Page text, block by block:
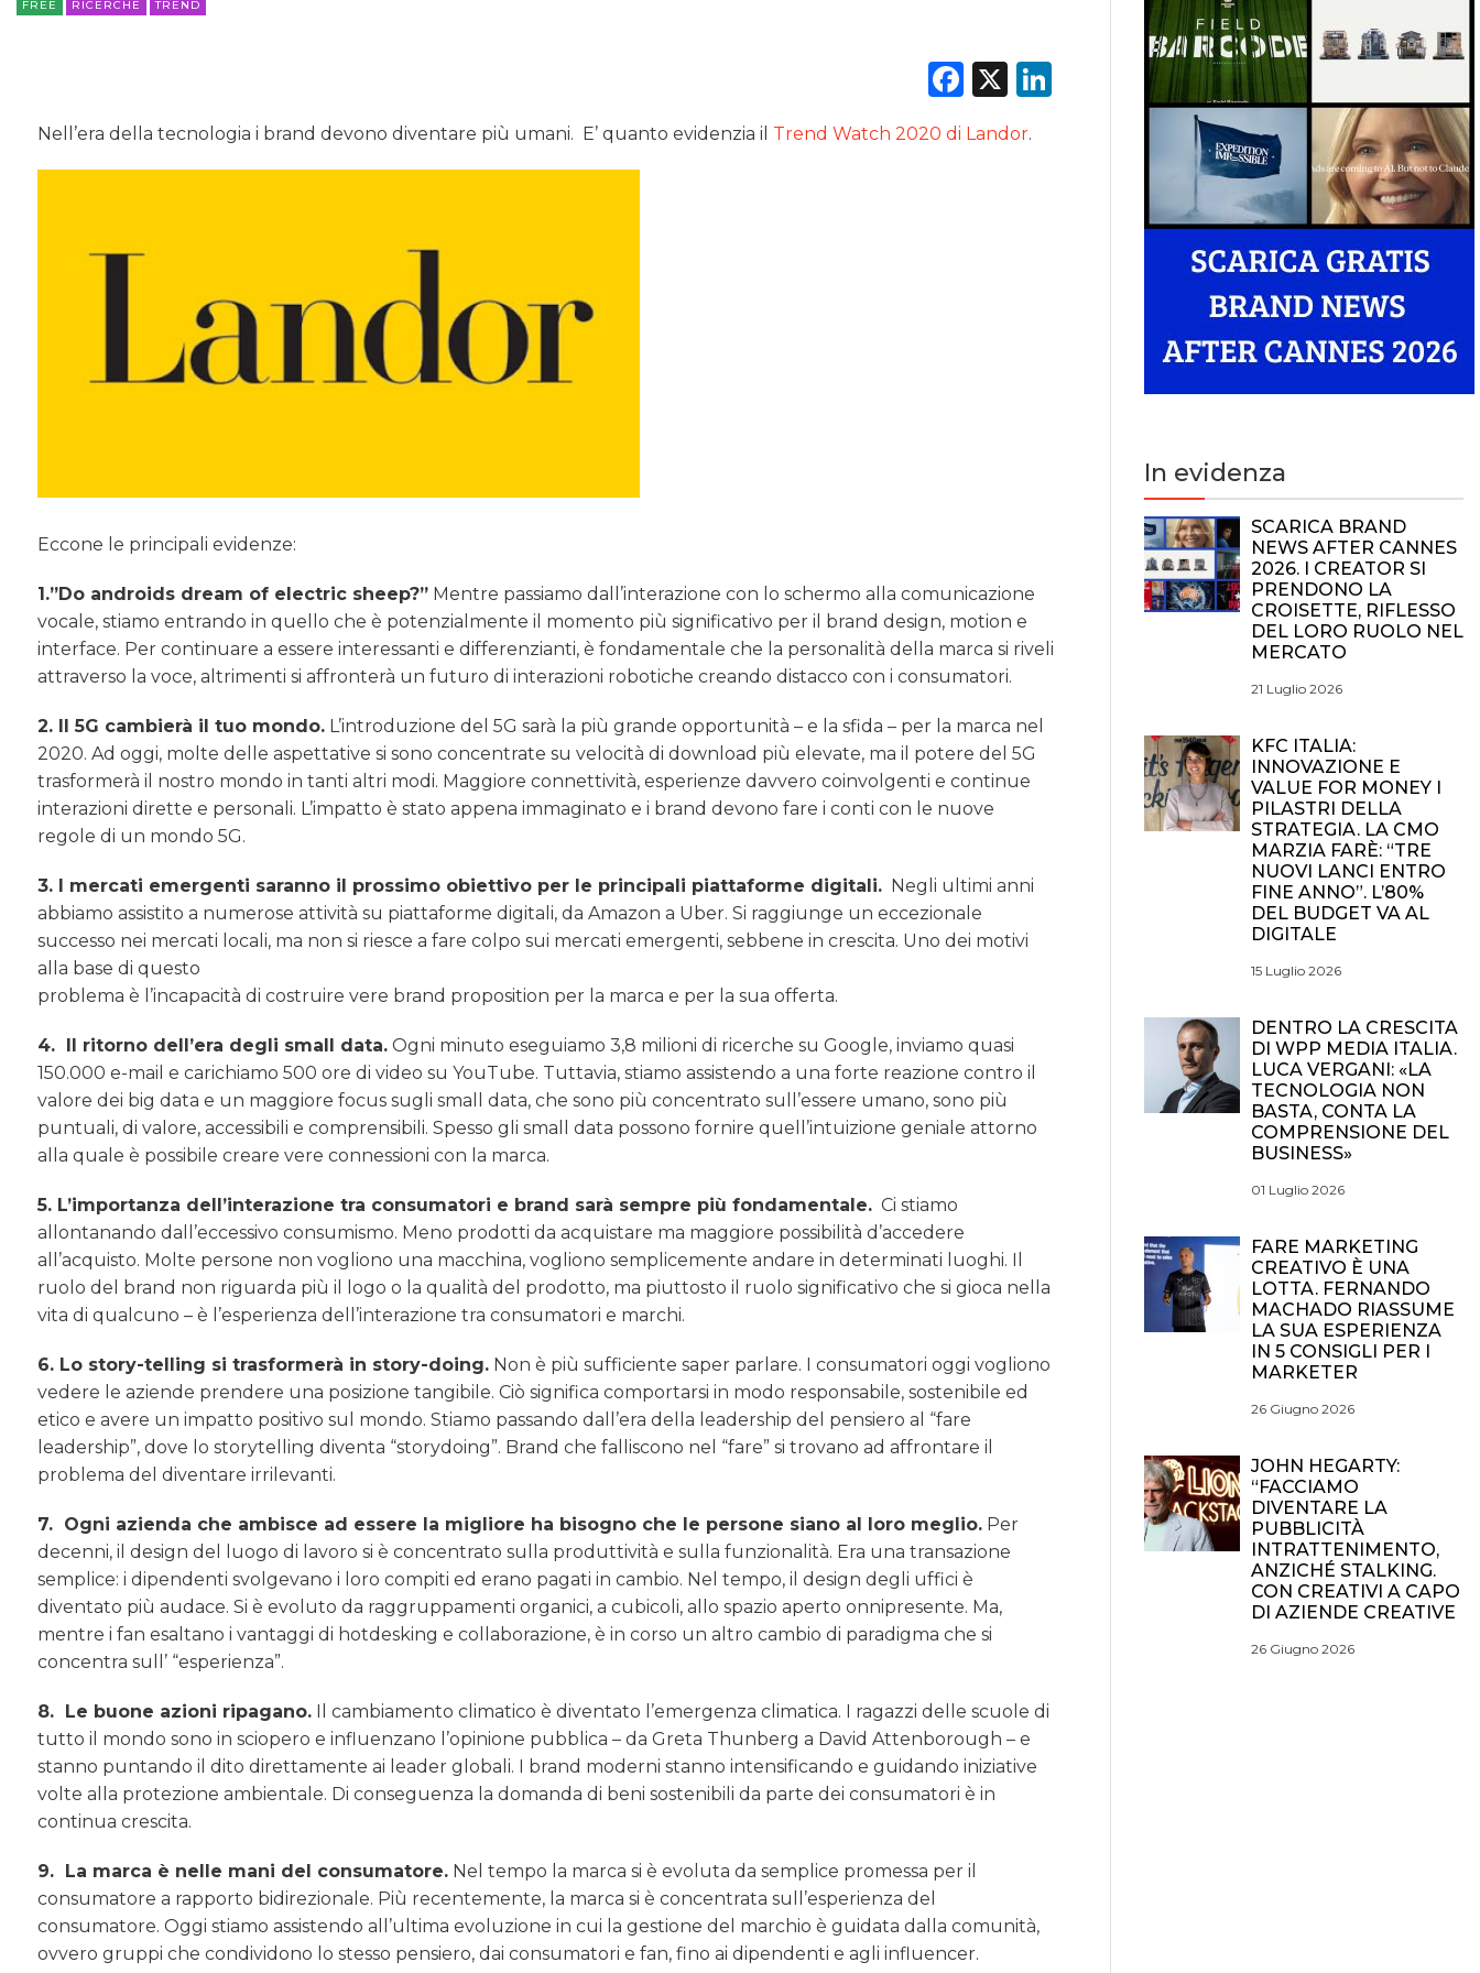
FREE RICERCHE TREND
Facebook
X LinkedIn
Nell’era della tecnologia i brand devono diventare più umani. E’ quanto evidenzia il Trend Watch 2020 di Landor.
Eccone le principali evidenze:
1.”Do androids dream of electric sheep?” Mentre passiamo dall’interazione con lo schermo alla comunicazione
vocale, stiamo entrando in quello che è potenzialmente il momento più significativo per il brand design, motion e
interface. Per continuare a essere interessanti e differenzianti, è fondamentale che la personalità della marca si riveli
attraverso la voce, altrimenti si affronterà un futuro di interazioni robotiche creando distacco con i consumatori.
2. Il 5G cambierà il tuo mondo. L’introduzione del 5G sarà la più grande opportunità – e la sfida – per la marca nel
2020. Ad oggi, molte delle aspettative si sono concentrate su velocità di download più elevate, ma il potere del 5G
trasformerà il nostro mondo in tanti altri modi. Maggiore connettività, esperienze davvero coinvolgenti e continue
interazioni dirette e personali. L’impatto è stato appena immaginato e i brand devono fare i conti con le nuove
regole di un mondo 5G.
3. I mercati emergenti saranno il prossimo obiettivo per le principali piattaforme digitali. Negli ultimi anni
abbiamo assistito a numerose attività su piattaforme digitali, da Amazon a Uber. Si raggiunge un eccezionale
successo nei mercati locali, ma non si riesce a fare colpo sui mercati emergenti, sebbene in crescita. Uno dei motivi
alla base di questo
problema è l’incapacità di costruire vere brand proposition per la marca e per la sua offerta.
4. Il ritorno dell’era degli small data. Ogni minuto eseguiamo 3,8 milioni di ricerche su Google, inviamo quasi
150.000 e-mail e carichiamo 500 ore di video su YouTube. Tuttavia, stiamo assistendo a una forte reazione contro il
valore dei big data e un maggiore focus sugli small data, che sono più concentrato sull’essere umano, sono più
puntuali, di valore, accessibili e comprensibili. Spesso gli small data possono fornire quell’intuizione geniale attorno
alla quale è possibile creare vere connessioni con la marca.
5. L’importanza dell’interazione tra consumatori e brand sarà sempre più fondamentale. Ci stiamo
allontanando dall’eccessivo consumismo. Meno prodotti da acquistare ma maggiore possibilità d’accedere
all’acquisto. Molte persone non vogliono una macchina, vogliono semplicemente andare in determinati luoghi. Il
ruolo del brand non riguarda più il logo o la qualità del prodotto, ma piuttosto il ruolo significativo che si gioca nella
vita di qualcuno – è l’esperienza dell’interazione tra consumatori e marchi.
6. Lo story-telling si trasformerà in story-doing. Non è più sufficiente saper parlare. I consumatori oggi vogliono
vedere le aziende prendere una posizione tangibile. Ciò significa comportarsi in modo responsabile, sostenibile ed
etico e avere un impatto positivo sul mondo. Stiamo passando dall’era della leadership del pensiero al “fare
leadership”, dove lo storytelling diventa “storydoing”. Brand che falliscono nel “fare” si trovano ad affrontare il
problema del diventare irrilevanti.
7. Ogni azienda che ambisce ad essere la migliore ha bisogno che le persone siano al loro meglio. Per
decenni, il design del luogo di lavoro si è concentrato sulla produttività e sulla funzionalità. Era una transazione
semplice: i dipendenti svolgevano i loro compiti ed erano pagati in cambio. Nel tempo, il design degli uffici è
diventato più audace. Si è evoluto da raggruppamenti organici, a cubicoli, allo spazio aperto onnipresente. Ma,
mentre i fan esaltano i vantaggi di hotdesking e collaborazione, è in corso un altro cambio di paradigma che si
concentra sull’ “esperienza”.
8. Le buone azioni ripagano. Il cambiamento climatico è diventato l’emergenza climatica. I ragazzi delle scuole di
tutto il mondo sono in sciopero e influenzano l’opinione pubblica – da Greta Thunberg a David Attenborough – e
stanno puntando il dito direttamente ai leader globali. I brand moderni stanno intensificando e guidando iniziative
volte alla protezione ambientale. Di conseguenza la domanda di beni sostenibili da parte dei consumatori è in
continua crescita.
9. La marca è nelle mani del consumatore. Nel tempo la marca si è evoluta da semplice promessa per il
consumatore a rapporto bidirezionale. Più recentemente, la marca si è concentrata sull’esperienza del
consumatore. Oggi stiamo assistendo all’ultima evoluzione in cui la gestione del marchio è guidata dalla comunità,
ovvero gruppi che condividono lo stesso pensiero, dai consumatori e fan, fino ai dipendenti e agli influencer.
In evidenza
SCARICA BRAND
NEWS AFTER CANNES
2026. I CREATOR SI
PRENDONO LA
CROISETTE, RIFLESSO
DEL LORO RUOLO NEL
MERCATO
21 Luglio 2026
KFC ITALIA:
INNOVAZIONE E
VALUE FOR MONEY I
PILASTRI DELLA
STRATEGIA. LA CMO
MARZIA FARÈ: “TRE
NUOVI LANCI ENTRO
FINE ANNO”. L’80%
DEL BUDGET VA AL
DIGITALE
15 Luglio 2026
DENTRO LA CRESCITA
DI WPP MEDIA ITALIA.
LUCA VERGANI: «LA
TECNOLOGIA NON
BASTA, CONTA LA
COMPRENSIONE DEL
BUSINESS»
01 Luglio 2026
FARE MARKETING
CREATIVO È UNA
LOTTA. FERNANDO
MACHADO RIASSUME
LA SUA ESPERIENZA
IN 5 CONSIGLI PER I
MARKETER
26 Giugno 2026
JOHN HEGARTY:
“FACCIAMO
DIVENTARE LA
PUBBLICITÀ
INTRATTENIMENTO,
ANZICHÉ STALKING.
CON CREATIVI A CAPO
DI AZIENDE CREATIVE
26 Giugno 2026